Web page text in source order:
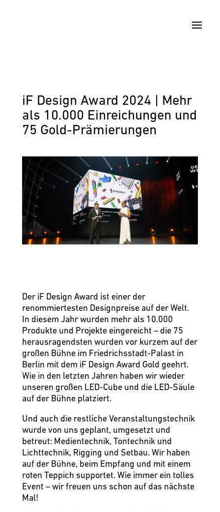
iF Design Award 2024 | Mehr
als 10.000 Einreichungen und
75 Gold-Prämierungen
Der iF Design Award ist einer der
renommiertesten Designpreise auf der Welt.
In diesem Jahr wurden mehr als 10.000
Produkte und Projekte eingereicht – die 75
herausragendsten wurden vor kurzem auf der
großen Bühne im Friedrichsstadt-Palast in
Berlin mit dem iF Design Award Gold geehrt.
Wie in den letzten Jahren haben wir wieder
unseren großen LED-Cube und die LED-Säule
auf der Bühne platziert.
Und auch die restliche Veranstaltungstechnik
wurde von uns geplant, umgesetzt und
betreut: Medientechnik, Tontechnik und
Lichttechnik, Rigging und Setbau. Wir haben
auf der Bühne, beim Empfang und mit einem
roten Teppich supportet. Wie immer ein tolles
Event – wir freuen uns schon auf das nächste
Mal!